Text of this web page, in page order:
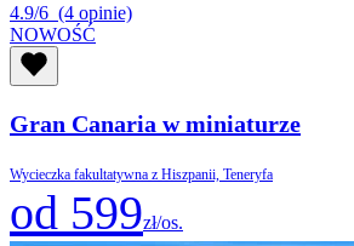
4.9/6 (4 opinie)
NOWOŚĆ
Gran Canaria w miniaturze
Wycieczka fakultatywna z Hiszpanii, Teneryfa
od 599zł/os.